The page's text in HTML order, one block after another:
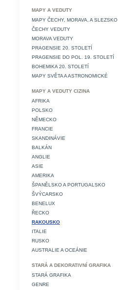
MAPY A VEDUTY
MAPY ČECHY, MORAVA, A SLEZSKO
ČECHY VEDUTY
MORAVA VEDUTY
PRAGENSIE 20. STOLETÍ
PRAGENSIE DO POL. 19. STOLETÍ
BOHEMIKA 20. STOLETÍ
MAPY SVĚTA A ASTRONOMICKÉ
MAPY A VEDUTY CIZINA
AFRIKA
POLSKO
NĚMECKO
FRANCIE
SKANDINÁVIE
BALKÁN
ANGLIE
ASIE
AMERIKA
ŠPANĚLSKO A PORTUGALSKO
ŠVÝCARSKO
BENELUX
ŘECKO
RAKOUSKO
ITALIE
RUSKO
AUSTRALIE A OCEÁNIE
STARÁ A DEKORATIVNÍ GRAFIKA
STARÁ GRAFIKA
GENRE